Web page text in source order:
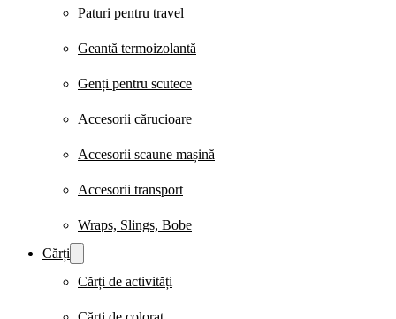
Paturi pentru travel
Geantă termoizolantă
Genți pentru scutece
Accesorii cărucioare
Accesorii scaune mașină
Accesorii transport
Wraps, Slings, Bobe
Cărți
Cărți de activități